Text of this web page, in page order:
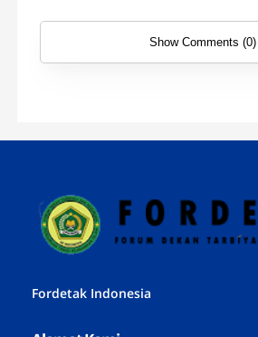
Show Comments (0)
Fordetak Indonesia